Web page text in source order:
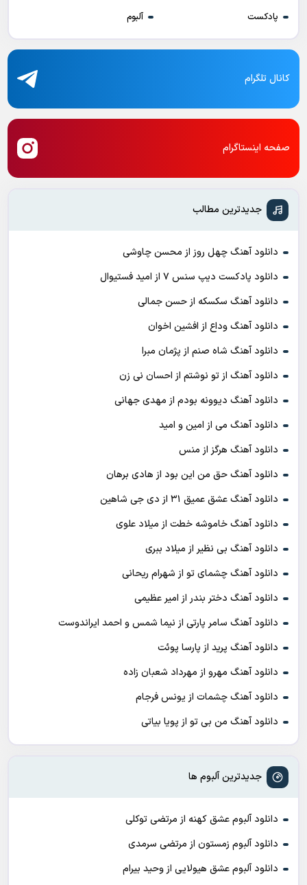
پادکست
آلبوم
کانال تلگرام
صفحه اینستاگرام
جدیدترین مطالب
دانلود آهنگ چهل روز از محسن چاوشی
دانلود پادکست ديپ سنس ۷ از اميد فستيوال
دانلود آهنگ سکسکه از حسن جمالی
دانلود آهنگ وداع از افشين اخوان
دانلود آهنگ شاه صنم از پژمان مبرا
دانلود آهنگ از تو نوشتم از احسان نی زن
دانلود آهنگ دیوونه بودم از مهدی جهانی
دانلود آهنگ می از امین و امید
دانلود آهنگ هرگز از منس
دانلود آهنگ حق من این بود از هادی برهان
دانلود آهنگ عشق عمیق ۳۱ از دی جی شاهین
دانلود آهنگ خاموشه خطت از میلاد علوی
دانلود آهنگ بی نظیر از میلاد ببری
دانلود آهنگ چشمای تو از شهرام ریحانی
دانلود آهنگ دختر بندر از امیر عظیمی
دانلود آهنگ سامر پارتی از نیما شمس و احمد ایراندوست
دانلود آهنگ پرید از پارسا پوئت
دانلود آهنگ مهرو از مهرداد شعبان زاده
دانلود آهنگ چشمات از یونس فرجام
دانلود آهنگ من بی تو از پویا بیاتی
جدیدترین آلبوم ها
دانلود آلبوم عشق کهنه از مرتضی توکلی
دانلود آلبوم زمستون از مرتضی سرمدی
دانلود آلبوم عشق هیولایی از وحید بیرام